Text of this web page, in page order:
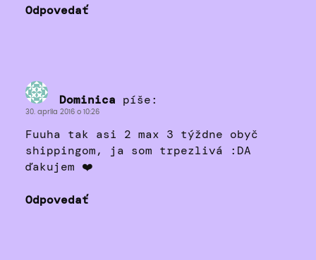
Odpovedať
Dominica píše:
30. apríla 2016 o 10:26
Fuuha tak asi 2 max 3 týždne obyč
shippingom, ja som trpezlivá :DA
ďakujem ❤️
Odpovedať